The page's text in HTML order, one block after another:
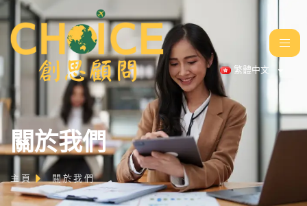
繁體中文
關於我們
主頁 關於我們